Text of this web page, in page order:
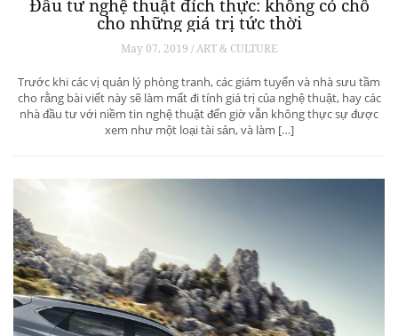
Đầu tư nghệ thuật đích thực: không có chỗ
cho những giá trị tức thời
May 07, 2019 / ART & CULTURE
Trước khi các vị quản lý phòng tranh, các giám tuyển và nhà sưu tầm
cho rằng bài viết này sẽ làm mất đi tính giá trị của nghệ thuật, hay các
nhà đầu tư với niềm tin nghệ thuật đến giờ vẫn không thực sự được
xem như một loại tài sản, và làm […]